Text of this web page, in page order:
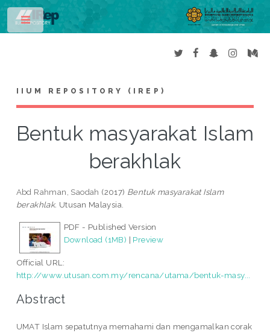
IIUM REPOSITORY (IREP)
Bentuk masyarakat Islam
berakhlak
Abd Rahman, Saodah (2017) Bentuk masyarakat Islam
berakhlak. Utusan Malaysia.
PDF - Published Version
Download (1MB) | Preview
Official URL:
http://www.utusan.com.my/rencana/utama/bentuk-masy...
Abstract
UMAT Islam sepatutnya memahami dan mengamalkan corak
Toggle